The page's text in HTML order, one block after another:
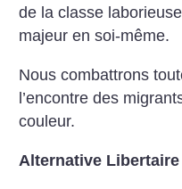
de la classe
majeur en soi-même.
Nous combattrons
l’encontre des
couleur.
Alternative Libertaire